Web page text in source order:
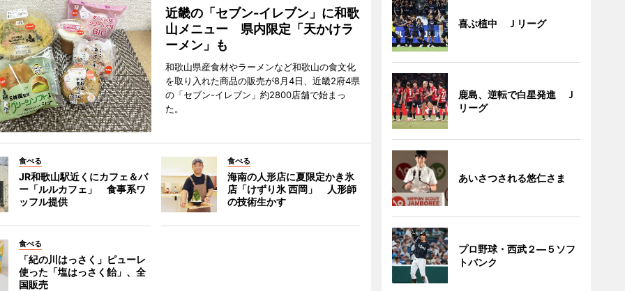
近畿の「セブン-イレブン」に和歌
山メニュー 県内限定「天かけラ
ーメン」も
和歌山県産食材やラーメンなど和歌山の食文化
を取り入れた商品の販売が8月4日、近畿2府4県
の「セブン-イレブン」約2800店舗で始まっ
た。
食べる
JR和歌山駅近くにカフェ＆バ
ー「ルルカフェ」 食事系ワ
ッフル提供
食べる
海南の人形店に夏限定かき氷
店「けずり氷 西岡」 人形師
の技術生かす
食べる
「紀の川はっさく」ピューレ
使った「塩はっさく飴」、全
国販売
喜ぶ植中 Ｊリーグ
鹿島、逆転で白星発進 Ｊ
リーグ
あいさつされる悠仁さま
プロ野球・西武２―５ソフ
トバンク